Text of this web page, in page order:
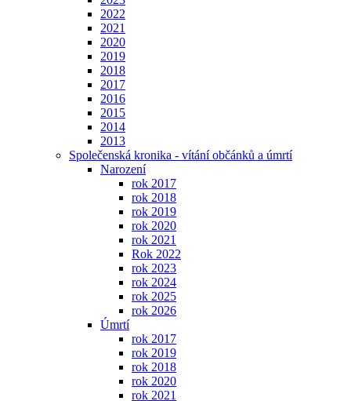
2022
2021
2020
2019
2018
2017
2016
2015
2014
2013
Společenská kronika - vítání občánků a úmrtí
Narození
rok 2017
rok 2018
rok 2019
rok 2020
rok 2021
Rok 2022
rok 2023
rok 2024
rok 2025
rok 2026
Úmrtí
rok 2017
rok 2019
rok 2018
rok 2020
rok 2021